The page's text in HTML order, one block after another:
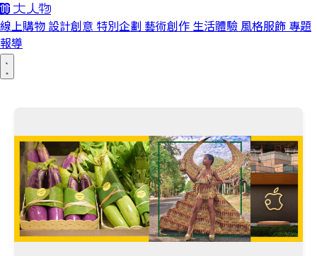
線上購物 設計創意 特別企劃 藝術創作 生活體驗 風格服飾 專題
報導